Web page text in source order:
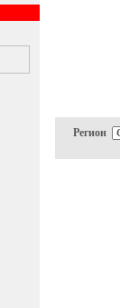
Регион